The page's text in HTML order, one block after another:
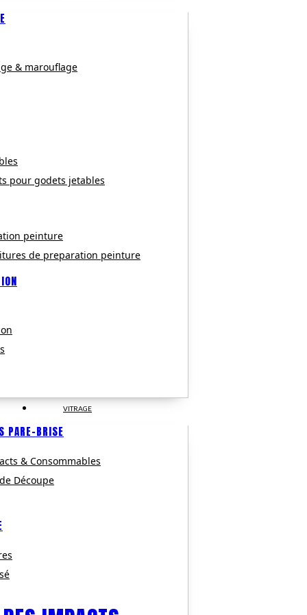
& marouflage
pour godets jetables
peinture
de preparation peinture
VITRAGE
PARE-BRISE
& Consommables
Découpe